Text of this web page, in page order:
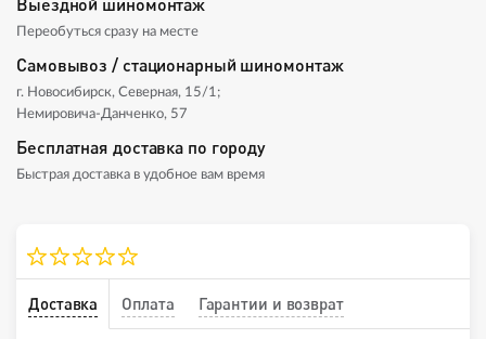
Выездной шиномонтаж
Переобуться сразу на месте
Самовывоз / стационарный шиномонтаж
г. Новосибирск, Северная, 15/1;
Немировича-Данченко, 57
Бесплатная доставка по городу
Быстрая доставка в удобное вам время
Доставка Оплата Гарантии и возврат